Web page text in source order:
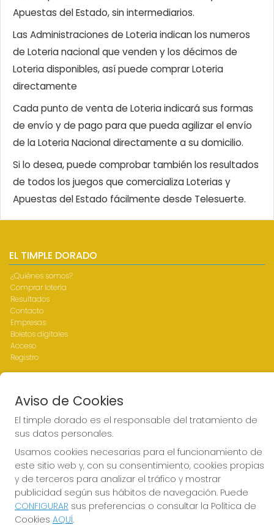
Apuestas del Estado, sin intermediarios.
Las Administraciones de Loteria indican los numeros
de Loteria nacional que venden y los décimos de
Loteria disponibles, así puede comprar Loteria
directamente
Cada punto de venta de Loteria indicará sus formas
de envío y de pago para que pueda agilizar el envío
de la Loteria Nacional directamente a su domicilio.
Si lo desea, puede comprobar también los resultados
de todos los juegos que comercializa Loterias y
Apuestas del Estado fácilmente desde Telesuerte.
EL TIMPLE DORADO
¿Quiénes somos?
Comprar lotería
Resultados
Contacto
Empresas
Boletos digitales
Acceso
Registro
CONTACTO
ADMINISTRACION DE LOTERIAS Nº1-LAS PALMAS - Receptor
Oficial 43700
928317168
web@eltimpledorado.com
Calle Mendizábal 1 - Local 11, Las Palmas de Gran Canaria
Aviso de Cookies
El timple dorado es el responsable del tratamiento de
sus datos personales.
Usamos cookies necesarias para el funcionamiento de
este sitio web y, con su consentimiento, cookies propias
y de terceros para analizar el tráfico y mostrar
publicidad según sus hábitos de navegación. Puede
CONFIGURAR sus preferencias o consultar la Política de
Cookies AQUÍ.